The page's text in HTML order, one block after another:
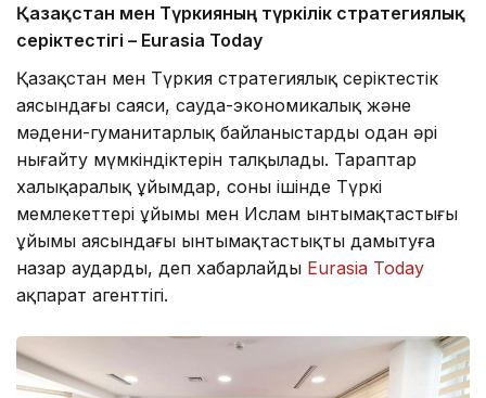
Қазақстан мен Түркияның түркілік стратегиялық
серіктестігі – Eurasia Today
Қазақстан мен Түркия стратегиялық серіктестік
аясындағы саяси, сауда-экономикалық және
мәдени-гуманитарлық байланыстарды одан әрі
нығайту мүмкіндіктерін талқылады. Тараптар
халықаралық ұйымдар, соның ішінде Түркі
мемлекеттері ұйымы мен Ислам ынтымақтастығы
ұйымы аясындағы ынтымақтастықты дамытуға
назар аударды, деп хабарлайды Eurasia Today
ақпарат агенттігі.